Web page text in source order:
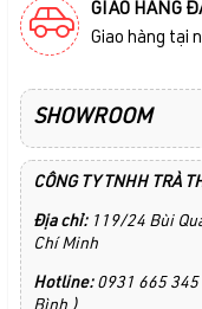
GIAO HÀNG
Giao hàng tại
SHOWROOM
CÔNG TY TNHH TRÀ
Địa chỉ:119/24 Bùi
Chí Minh
Hotline:0931 665 345